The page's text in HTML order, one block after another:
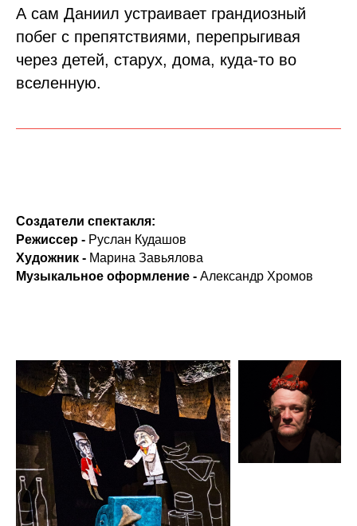
А сам Даниил устраивает грандиозный
побег с препятствиями, перепрыгивая
через детей, старух, дома, куда-то во
вселенную.
Создатели спектакля:
Режиссер - Руслан Кудашов
Художник - Марина Завьялова
Музыкальное оформление - Александр Хромов